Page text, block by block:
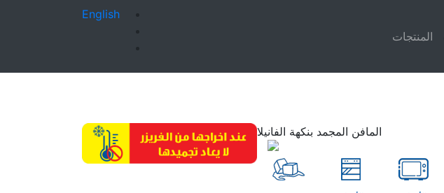
English
المنتجات
المافن المجمد بنكهة الفانيلا